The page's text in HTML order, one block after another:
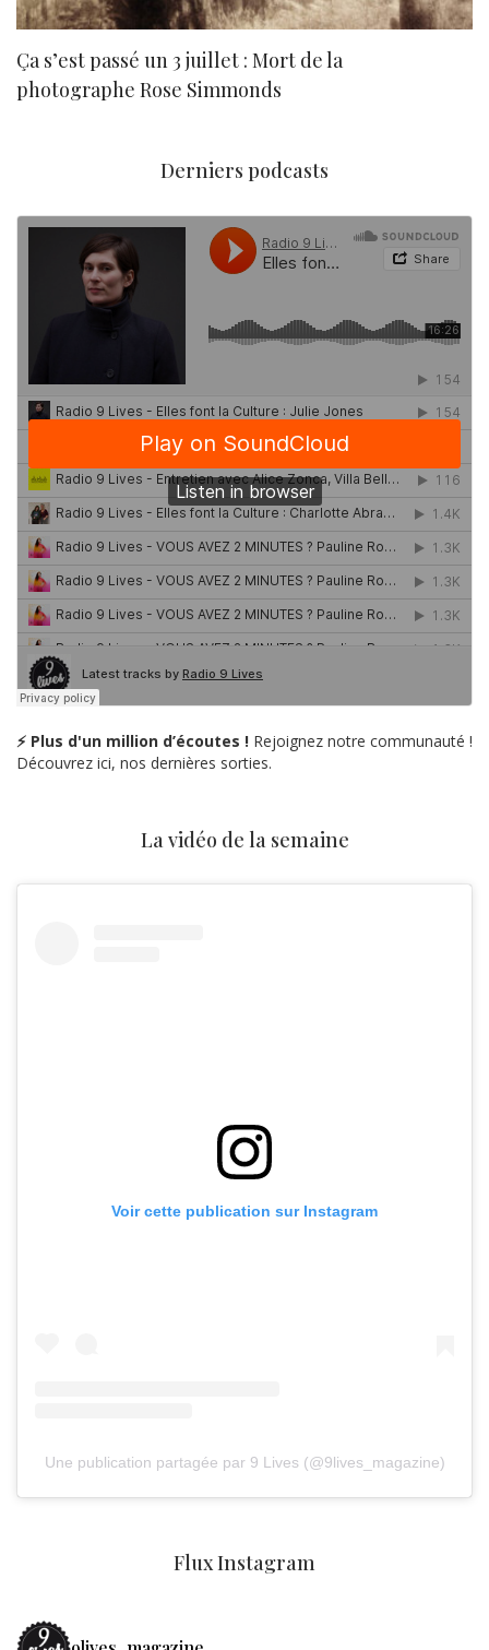
Ça s’est passé un 3 juillet : Mort de la
photographe Rose Simmonds
Derniers podcasts
⚡ Plus d'un million d’écoutes ! Rejoignez notre communauté !
Découvrez ici, nos dernières sorties.
La vidéo de la semaine
Voir cette publication sur Instagram
Une publication partagée par 9 Lives (@9lives_magazine)
Flux Instagram